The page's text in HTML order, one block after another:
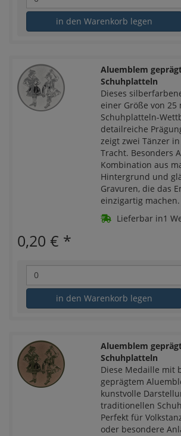
in den Warenkorb legen
Aluemblem
Schuhplatteln
Dieses
einer Größe von
Schuhplatteln-
detailreiche
zeigt zwei Tänzer
Tracht. Besonders
Kombination aus
Hintergrund und
Gravuren, die das
einzigartig machen.
Lieferbar in1
0,20 € *
in den Warenkorb legen
Aluemblem
Schuhplatteln
Diese Medaille mit
geprägtem
kunstvolle
traditionellen
Perfekt für
oder besondere